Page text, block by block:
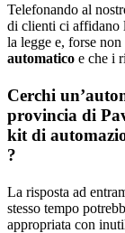
Telefonando al
di clienti ci affidano
la legge e, forse
automatico e che i
Cerchi
provincia di
kit di
?
La risposta ad
stesso tempo
appropriata con